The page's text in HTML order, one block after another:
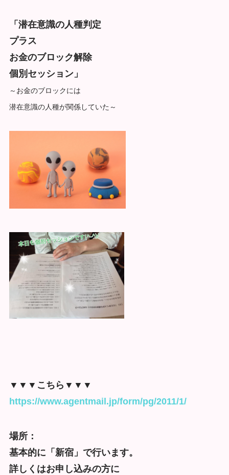
「潜在意識の人種判定
プラス
お金のブロック解除
個別セッション」
～お金のブロックには
潜在意識の人種が関係していた～
▼▼▼こちら▼▼▼
https://www.agentmail.jp/form/pg/2011/1/
場所：
基本的に「新宿」で行います。
詳しくはお申し込みの方に